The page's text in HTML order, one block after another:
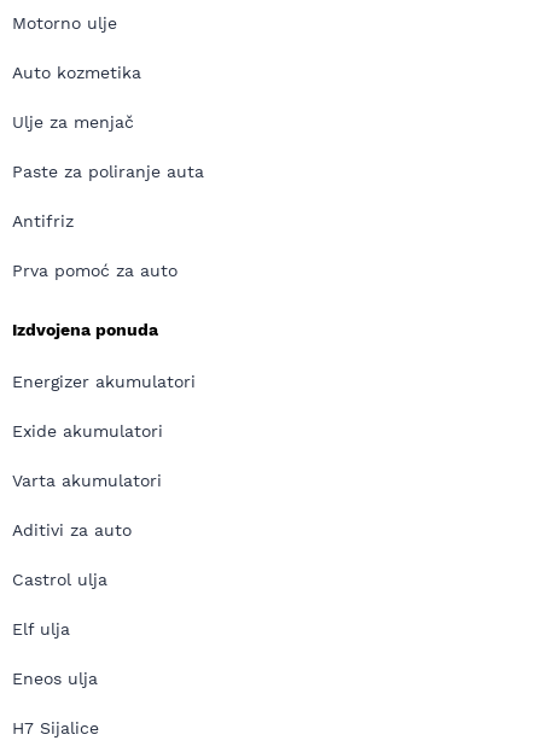
Motorno ulje
Auto kozmetika
Ulje za menjač
Paste za poliranje auta
Antifriz
Prva pomoć za auto
Izdvojena ponuda
Energizer akumulatori
Exide akumulatori
Varta akumulatori
Aditivi za auto
Castrol ulja
Elf ulja
Eneos ulja
H7 Sijalice